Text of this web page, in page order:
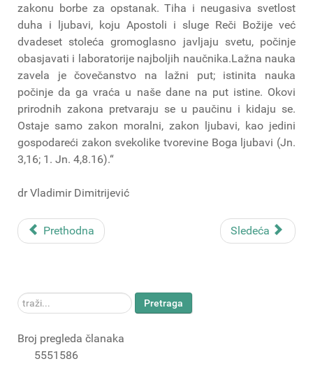
zakonu borbe za opstanak. Tiha i neugasiva svetlost
duha i ljubavi, koju Apostoli i sluge Reči Božije već
dvadeset stoleća gromoglasno javljaju svetu, počinje
obasjavati i laboratorije najboljih naučnika.Lažna nauka
zavela je čovečanstvo na lažni put; istinita nauka
počinje da ga vraća u naše dane na put istine. Okovi
prirodnih zakona pretvaraju se u paučinu i kidaju se.
Ostaje samo zakon moralni, zakon ljubavi, kao jedini
gospodareći zakon svekolike tvorevine Boga ljubavi (Jn.
3,16; 1. Jn. 4,8.16).“
dr Vladimir Dimitrijević
Prethodna Sledeća
traži... Pretraga
Broj pregleda članaka
5551586